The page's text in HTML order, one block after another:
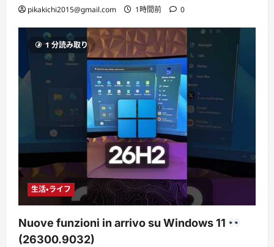
pikakichi2015@gmail.com 1時間前 0
1 分読み取り
生活・ライフ
Nuove funzioni in arrivo su Windows 11
(26300.9032)